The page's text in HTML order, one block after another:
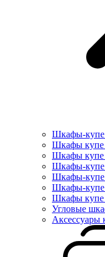
Шкафы-купе
Шкафы купе
Шкафы купе
Шкафы-купе
Шкафы-купе
Шкафы-купе
Шкафы купе
Угловые
Аксессуары